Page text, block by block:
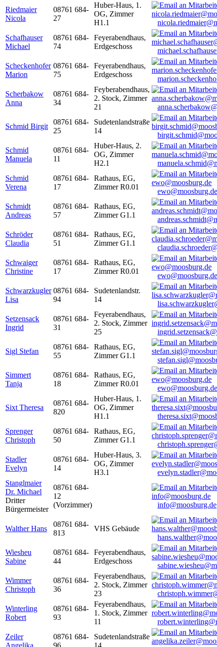
Riedmaier
Nicola
08761 684-
27
Huber-Haus, 1.
OG, Zimmer
H1.1
Schafhauser
Michael
08761 684-
74
Feyerabendhaus,
Erdgeschoss
Scheckenhofer
Marion
08761 684-
75
Feyerabendhaus,
Erdgeschoss
Scherbakow
Anna
08761 684-
34
Feyberabendhaus,
2. Stock, Zimmer
21
Schmid Birgit
08761 684-
25
Sudetenlandstraße
14
Schmid
Manuela
08761 684-
11
Huber-Haus, 2.
OG, Zimmer
H2.1
Schmid
Verena
08761 684-
17
Rathaus, EG,
Zimmer R0.01
ewo@moosburg.de
Schmidt
Andreas
08761 684-
57
Rathaus, EG,
Zimmer G1.1
Schröder
Claudia
08761 684-
51
Rathaus, EG,
Zimmer G1.1
Schwaiger
Christine
08761 684-
17
Rathaus, EG,
Zimmer R0.01
ewo@moosburg.de
Schwarzkugler
Lisa
08761 684-
94
Sudetenlandstr.
14
Setzensack
Ingrid
08761 684-
31
Feyerabendhaus,
2. Stock, Zimmer
25
Sigl Stefan
08761 684-
55
Rathaus, EG,
Zimmer G1.1
Simmert
Tanja
08761 684-
18
Rathaus, EG,
Zimmer R0.01
ewo@moosburg.de
Sixt Theresa
08761 684-
820
Huber-Haus, 1.
OG, Zimmer
H1.1
Sprenger
Christoph
08761 684-
50
Rathaus, EG,
Zimmer G1.1
Stadler
Evelyn
08761 684-
14
Huber-Haus, 3.
OG, Zimmer
H3.1
Stanglmaier
Dr. Michael
Dritter
Bürgermeister
08761 684-
12
(Vorzimmer)
info@moosburg.de
Walther Hans
08761 684-
813
VHS Gebäude
Wiesheu
Sabine
08761 684-
44
Feyerabendhaus,
Erdgeschoss
Wimmer
Christoph
08761 684-
36
Feyerabendhaus,
2. Stock, Zimmer
23
Winterling
Robert
08761 684-
93
Feyerabendhaus,
1. Stock, Zimmer
11
Zeiler
Angelika
08761 684-
96
Sudetenlandstraße
14